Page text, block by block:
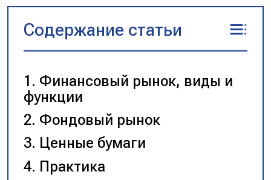
Содержание статьи
Финансовый рынок, виды и
функции
Фондовый рынок
Ценные бумаги
Практика